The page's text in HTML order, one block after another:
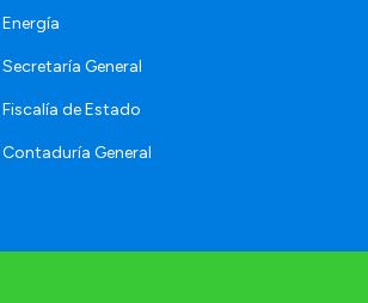
Energía
Secretaría General
Fiscalía de Estado
Contaduría General